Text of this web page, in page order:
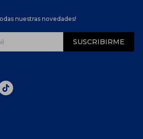
nuestras novedades!
SUSCRIBIRME